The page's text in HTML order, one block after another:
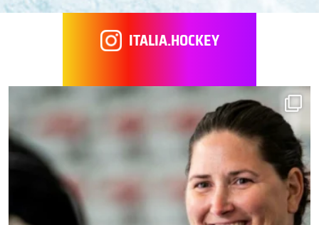
ITALIA.HOCKEY